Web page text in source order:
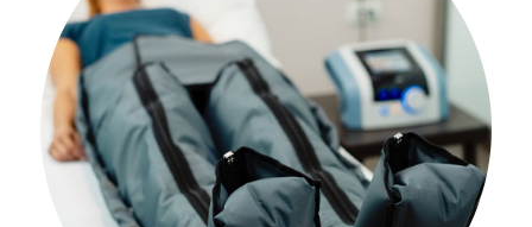
Pressothérapie dans
Rosemont-La Petite-Patrie
Centre de santé multidisciplinaire qui offre le service de
pressothérapie, la Clinique Synergek est située dans le
quartier Rosemont-La Petite-Patrie, sur la rue Bélanger.
Qu’est-ce que la pressothérapie ?